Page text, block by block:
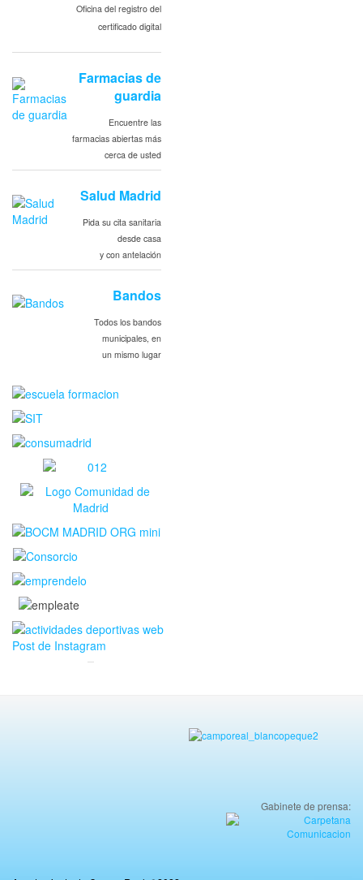
Oficina del registro del
certificado digital
Farmacias de
guardia
Encuentre las
farmacias abiertas más
cerca de usted
Salud Madrid
Pida su cita sanitaria
desde casa
y con antelación
Bandos
Todos los bandos
municipales, en
un mismo lugar
Gabinete de prensa: